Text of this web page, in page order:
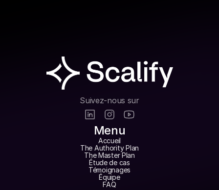
Suivez-nous sur
Menu
Accueil
The Authority Plan
The Master Plan
Étude de cas
Témoignages
Équipe
FAQ